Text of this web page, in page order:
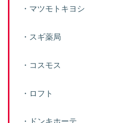
・マツモトキヨシ
・スギ薬局
・コスモス
・ロフト